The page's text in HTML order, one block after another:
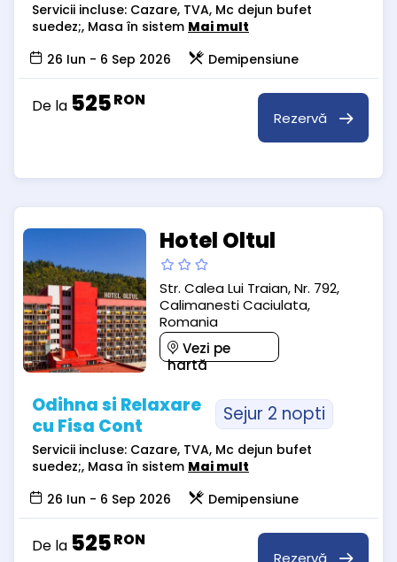
Servicii incluse: Cazare, TVA, Mc dejun bufet
suedez;, Masa în sistem Mai mult
26 Iun - 6 Sep 2026
Demipensiune
De la 525RON
Rezervă
Hotel Oltul
Str. Calea Lui Traian, Nr. 792,
Calimanesti Caciulata,
Romania
Vezi pe
hartă
Odihna si Relaxare
cu Fisa Cont
Sejur 2 nopti
Servicii incluse: Cazare, TVA, Mc dejun bufet
suedez;, Masa în sistem Mai mult
26 Iun - 6 Sep 2026
Demipensiune
De la 525RON
Rezervă